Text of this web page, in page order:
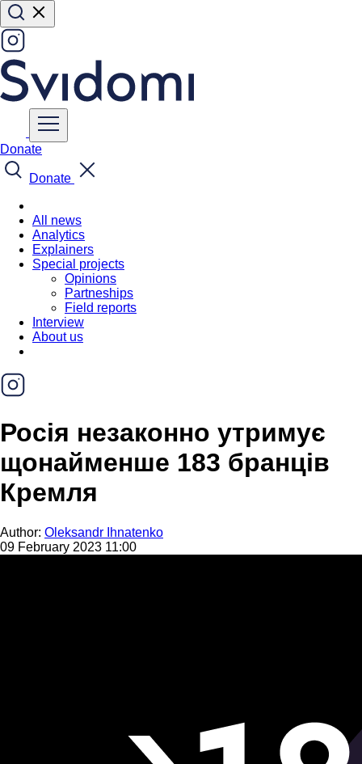
Donate
Donate
All news
Analytics
Explainers
Special projects
Opinions
Partneships
Field reports
Interview
About us
Росія незаконно утримує
щонайменше 183 бранців
Кремля
Author: Oleksandr Ihnatenko
09 February 2023 11:00